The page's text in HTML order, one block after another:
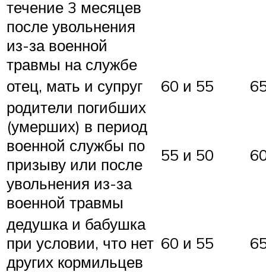
течение 3 месяцев
после увольнения
из-за военной
травмы на службе
отец, мать и супруг
60 и 55
родители погибших
(умерших) в период
военной службы по
призыву или после
увольнения из-за
военной травмы
55 и 50
дедушка и бабушка
при условии, что нет
других кормильцев
60 и 55